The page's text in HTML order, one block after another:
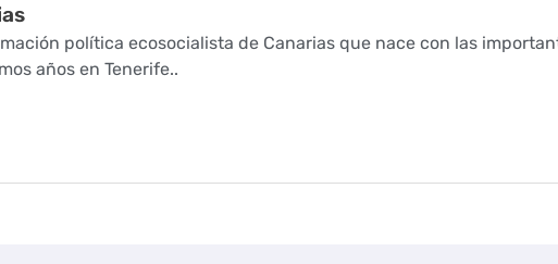
política ecosocialista de Canarias que nace con las
años en Tenerife..